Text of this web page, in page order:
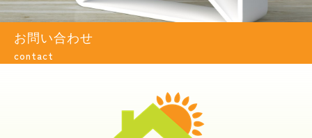
お問い合わせ
contact